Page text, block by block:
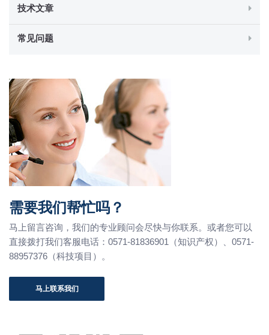
技术文章
常见问题
需要我们帮忙吗？
马上留言咨询，我们的专业顾问会尽快与你联系。或者您可以
直接拨打我们客服电话：0571-81836901（知识产权）、0571-
88957376（科技项目）。
马上联系我们